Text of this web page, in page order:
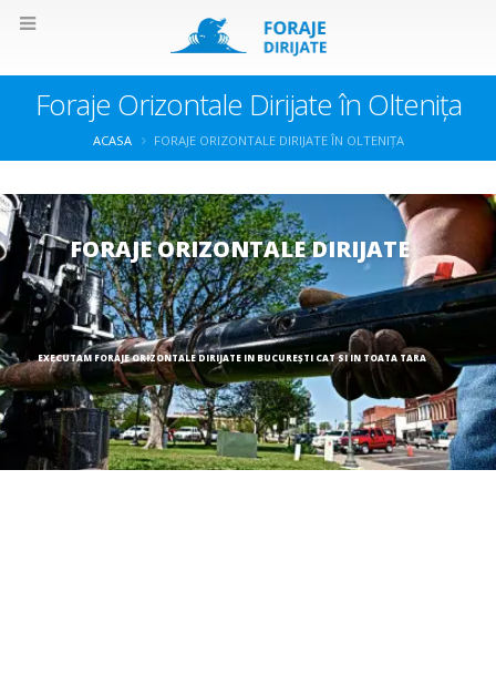
Foraje Orizontale Dirijate în Oltenița
ACASA FORAJE ORIZONTALE DIRIJATE ÎN OLTENIȚA
FORAJE ORIZONTALE DIRIJATE
EXECUTAM FORAJE ORIZONTALE DIRIJATE IN BUCUREȘTI CAT SI IN TOATA TARA